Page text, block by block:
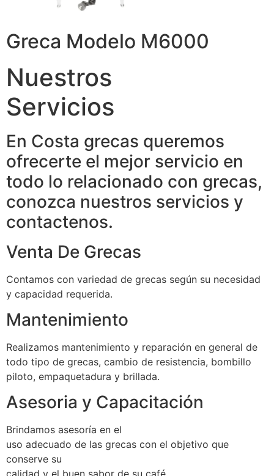
Greca Modelo M6000
Nuestros
Servicios
En Costa grecas queremos
ofrecerte el mejor servicio en
todo lo relacionado con grecas,
conozca nuestros servicios y
contactenos.
Venta De Grecas
Contamos con variedad de grecas según su necesidad
y capacidad requerida.
Mantenimiento
Realizamos mantenimiento y reparación en general de
todo tipo de grecas, cambio de resistencia, bombillo
piloto, empaquetadura y brillada.
Asesoria y Capacitación
Brindamos asesoría en el
uso adecuado de las grecas con el objetivo que
conserve su